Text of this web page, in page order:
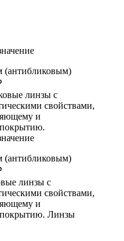
(антибликовым)
линзы с
свойствами,
и
(антибликовым)
линзы с
свойствами,
и
Линзы